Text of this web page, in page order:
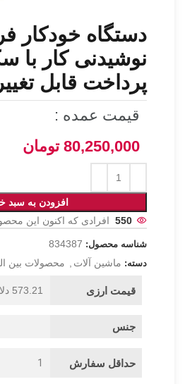
دستگاه خودکار
نوشیدنی کار
پرداخت قابل
قیمت عمده :
80,250,000 تومان
افزودن به سبد
550 افرادی که اکنون این
شناسه محصول: 834387
دسته: ماشین آلات محصولات بین
قیمت ارزی 573.21 دلار
جنس
حداقل سفارش 1